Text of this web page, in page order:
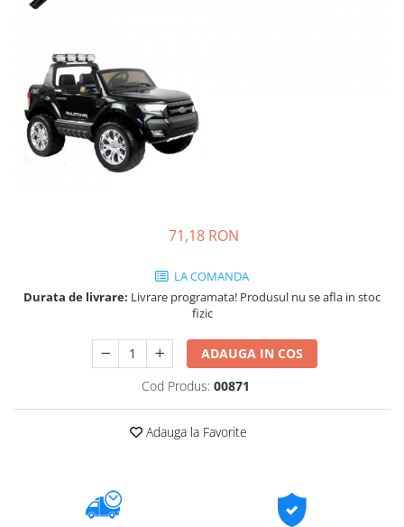
Masinute electrice Mercedes
Piese & Accesorii
Jucarii RC cu telecomanda
71,18 RON
LA COMANDA
Durata de livrare: Livrare programata! Produsul nu se afla in stoc
fizic
ADAUGA IN COS
Cod Produs: 00871
Adauga la Favorite